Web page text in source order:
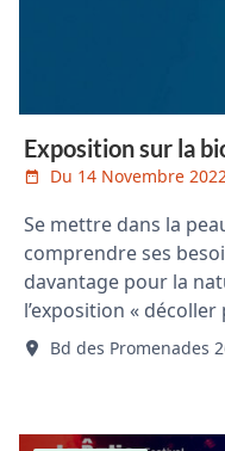
Exposition sur la
Du 14 Novembre
Se mettre dans la
comprendre ses
davantage pour la
l’exposition « décoller
Bd des Promenades